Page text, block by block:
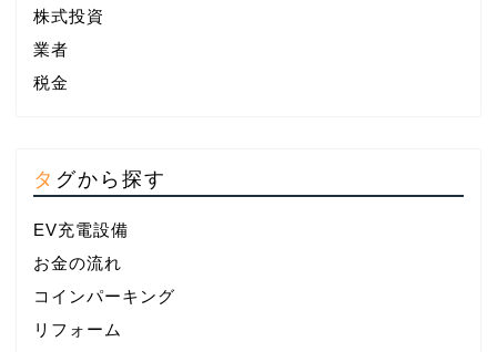
株式投資
業者
税金
タグから探す
EV充電設備
お金の流れ
コインパーキング
リフォーム